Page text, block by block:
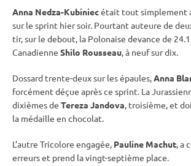
Anna Nedza-Kubiniecétait tout simplement
sur le sprint hier soir. Pourtant auteure de
tir, sur le debout, la Polonaise devance de
Canadienne Shilo Rousseau, à neuf sur dix.
Dossard trente-deux sur les épaules,Anna
forcément déçue après ce sprint. La
dixièmes de Tereza Jandova, troisième, et
la médaille en chocolat.
L’autre Tricolore engagée, Pauline Machut, a
erreurs et prend la vingt-septième place.